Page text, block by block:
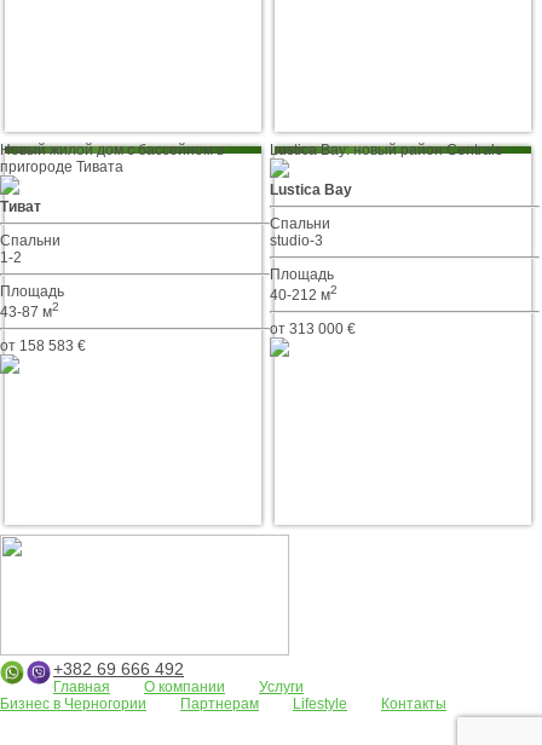
Новый жилой дом с бассейном в
пригороде Тивата
Тиват
Спальни
1-2
Площадь
43-87 м2
от 158 583 €
Lustica Bay: новый район Centrale
Lustica Bay
Спальни
studio-3
Площадь
40-212 м2
от 313 000 €
+382 69 666 492
Главная О компании
Услуги
Бизнес в Черногории
Партнерам Lifestyle Контакты
Жилые